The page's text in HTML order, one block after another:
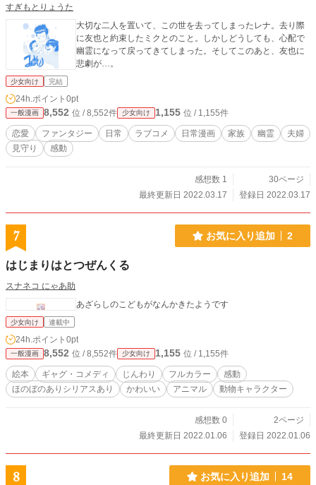
すぎもとりょうた
大切な二人を置いて、この世を去ってしまったレナ。去り際
に友也と約束したミクとのこと。しかしどうしても、心配で
幽霊になって戻ってきてしまった。そしてこのあと、友也に
悲劇が…。
少女向け 完結
24h.ポイント 0pt
一般漫画 8,552 位 / 8,552件 少女向け 1,155 位 / 1,155件
恋愛 ファンタジー 日常 ラブコメ 日常漫画 家族 幽霊
夫婦
見守り
感動
感想数 1
30ページ
最終更新日 2022.03.17
登録日 2022.03.17
7 お気に入り追加 2
はじまりはとつぜんくる
スナネコ にゃあ助
あざらしのこどもがなんかきたようです
少女向け 連載中
24h.ポイント 0pt
一般漫画 8,552 位 / 8,552件 少女向け 1,155 位 / 1,155件
絵本 ギャグ・コメディ じんわり フルカラー
感動
ほのぼのありシリアスあり
かわいい アニマル 動物キャラクター
感想数 0
2ページ
最終更新日 2022.01.06
登録日 2022.01.06
8 お気に入り追加 14